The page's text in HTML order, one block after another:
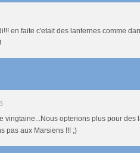
en faite c'etait des lanternes comme
vingtaine...Nous opterions plus pour des
pas aux Marsiens !!! ;)